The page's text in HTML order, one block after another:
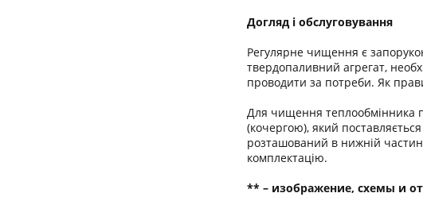
Догляд і обслуговування
Регулярне чищення є
твердопаливний агрегат,
проводити за потреби. Як
Для чищення теплообмінника
(кочергою), який
розташований в нижній
комплектацію.
** – изображение, схемы и